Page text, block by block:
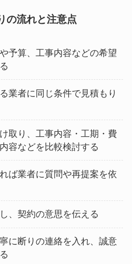
の流れと注意点
予算、工事内容などの希望
業者に同じ条件で見積もり
取り、工事内容・工期・費
容などを比較検討する
ば業者に質問や再提案を依
、契約の意思を伝える
に断りの連絡を入れ、誠意